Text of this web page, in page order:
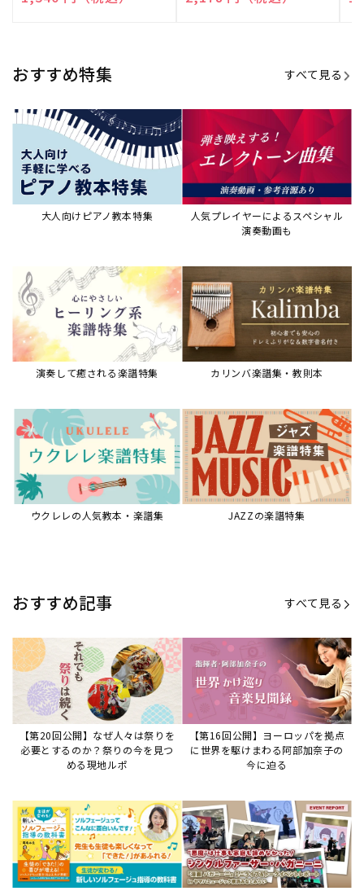
おすすめ特集 すべて見る
大人向けピアノ教本特集
人気プレイヤーによるスペシャル
演奏動画も
演奏して癒される楽譜特集 カリンバ楽譜集・教則本
ウクレレの人気教本・楽譜集 JAZZの楽譜特集
おすすめ記事 すべて見る
【第20回公開】なぜ人々は祭りを
必要とするのか？祭りの今を見つ
める現地ルポ
【第16回公開】ヨーロッパを拠点
に世界を駆けまわる阿部加奈子の
今に迫る